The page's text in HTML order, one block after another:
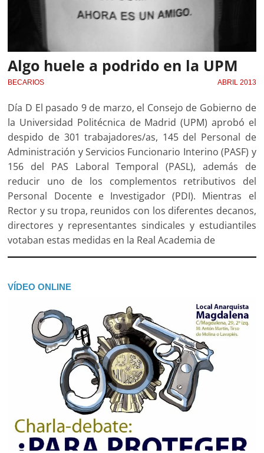
Algo huele a podrido en la UPM
BECARIOS ABRIL 2013
Día D El pasado 9 de marzo, el Consejo de Gobierno de
la Universidad Politécnica de Madrid (UPM) aprobó el
despido de 301 trabajadores/as, 145 del Personal de
Administración y Servicios Funcionario Interino (PASF) y
156 del PAS Laboral Temporal (PASL), además de
reducir uno de los complementos retributivos del
Personal Docente e Investigador (PDI). Mientras el
Rector y su tropa, reunidos con los diferentes decanos,
directores y representantes sindicales y estudiantiles
votaban estas medidas en la Real Academia de
VÍDEO ONLINE